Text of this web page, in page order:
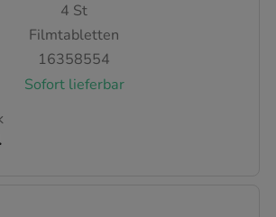
4 St
Filmtabletten
16358554
Sofort lieferbar